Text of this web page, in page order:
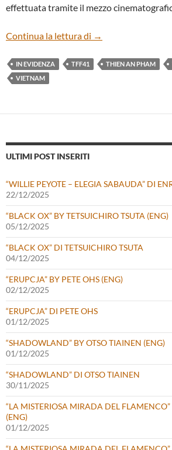
effettuata tramite il mezzo
Continua la lettura di “INSIDE THE
→
IN EVIDENZA TFF41 THIEN AN PHAM
VIETNAM
ULTIMI POST INSERITI
“WILLIE PEYOTE – ELEGIA SABAUDA” DI
22/12/2025
“BLACK OX” BY TETSUICHIRO TSUTA (ENG)
05/12/2025
“BLACK OX” DI TETSUICHIRO TSUTA
04/12/2025
“ERUPCJA” BY PETE OHS (ENG)
02/12/2025
“ERUPCJA” DI PETE OHS
01/12/2025
“SHADOWLAND” BY OTSO TIAINEN (ENG)
01/12/2025
“SHADOWLAND” DI OTSO TIAINEN
30/11/2025
“LA MISTERIOSA MIRADA DEL FLAMENCO”
(ENG)
01/12/2025